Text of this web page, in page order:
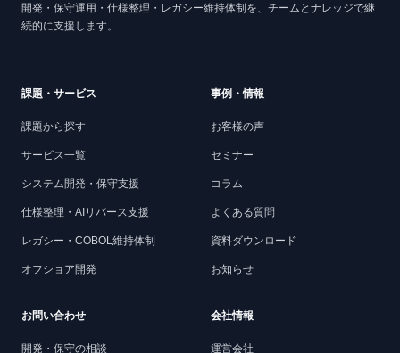
開発・保守運用・仕様整理・レガシー維持体制を、チームとナレッジで継
続的に支援します。
課題・サービス
課題から探す
サービス一覧
システム開発・保守支援
仕様整理・AIリバース支援
レガシー・COBOL維持体制
オフショア開発
事例・情報
お客様の声
セミナー
コラム
よくある質問
資料ダウンロード
お知らせ
お問い合わせ
開発・保守の相談
会社情報
運営会社